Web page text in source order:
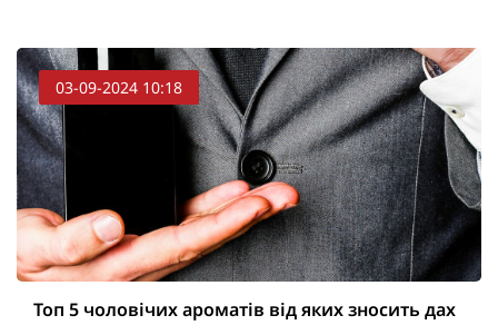
03-09-2024 10:18
Топ 5 чоловічих ароматів від яких зносить дах